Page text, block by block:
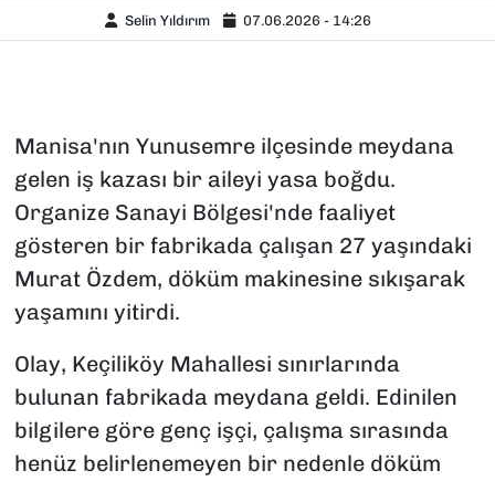
Selin Yıldırım 07.06.2026 - 14:26
Manisa'nın Yunusemre ilçesinde meydana
gelen iş kazası bir aileyi yasa boğdu.
Organize Sanayi Bölgesi'nde faaliyet
gösteren bir fabrikada çalışan 27 yaşındaki
Murat Özdem, döküm makinesine sıkışarak
yaşamını yitirdi.
Olay, Keçiliköy Mahallesi sınırlarında
bulunan fabrikada meydana geldi. Edinilen
bilgilere göre genç işçi, çalışma sırasında
henüz belirlenemeyen bir nedenle döküm